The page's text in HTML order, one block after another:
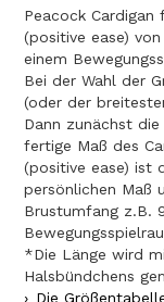
Peacock
(positive ease)
einem
Bei der Wahl der
(oder der
Dann zunächst
fertige Maß des
(positive ease) ist
persönlichen Maß
Brustumfang z.B.
*Die Länge wird
Halsbündchens
Die